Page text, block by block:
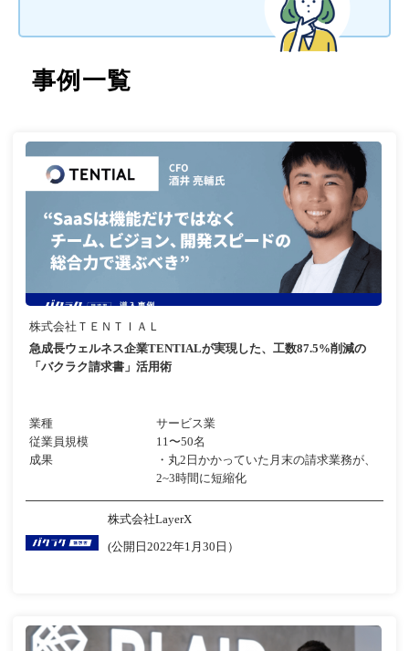
事例一覧
株式会社ＴＥＮＴＩＡＬ
急成長ウェルネス企業TENTIALが実現した、工数87.5%削減の
「バクラク請求書」活用術
業種
サービス業
従業員規模
11〜50名
成果
・丸2日かかっていた月末の請求業務が、
2~3時間に短縮化
株式会社LayerX
(公開日2022年1月30日）